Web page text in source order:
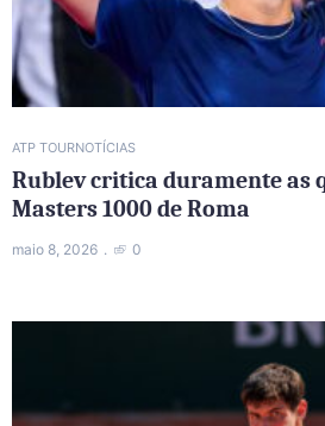
ATP TOURNOTÍCIAS
Rublev critica duramente as
Masters 1000 de Roma
maio 8, 2026 0